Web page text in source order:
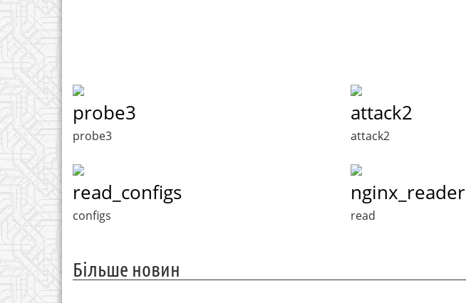
probe3
probe3
attack2
attack2
read_configs
configs
nginx_reader
read
Більше новин